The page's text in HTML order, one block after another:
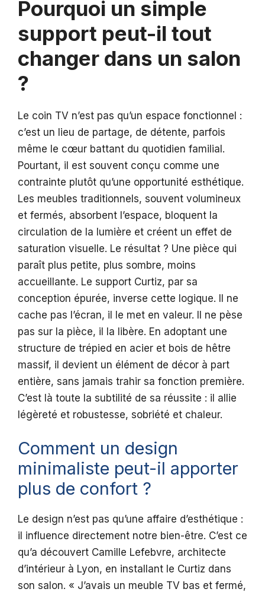
Pourquoi un simple
support peut-il tout
changer dans un salon
?
Le coin TV n’est pas qu’un espace fonctionnel :
c’est un lieu de partage, de détente, parfois
même le cœur battant du quotidien familial.
Pourtant, il est souvent conçu comme une
contrainte plutôt qu’une opportunité esthétique.
Les meubles traditionnels, souvent volumineux
et fermés, absorbent l’espace, bloquent la
circulation de la lumière et créent un effet de
saturation visuelle. Le résultat ? Une pièce qui
paraît plus petite, plus sombre, moins
accueillante. Le support Curtiz, par sa
conception épurée, inverse cette logique. Il ne
cache pas l’écran, il le met en valeur. Il ne pèse
pas sur la pièce, il la libère. En adoptant une
structure de trépied en acier et bois de hêtre
massif, il devient un élément de décor à part
entière, sans jamais trahir sa fonction première.
C’est là toute la subtilité de sa réussite : il allie
légèreté et robustesse, sobriété et chaleur.
Comment un design
minimaliste peut-il apporter
plus de confort ?
Le design n’est pas qu’une affaire d’esthétique :
il influence directement notre bien-être. C’est ce
qu’a découvert Camille Lefebvre, architecte
d’intérieur à Lyon, en installant le Curtiz dans
son salon. « J’avais un meuble TV bas et fermé,